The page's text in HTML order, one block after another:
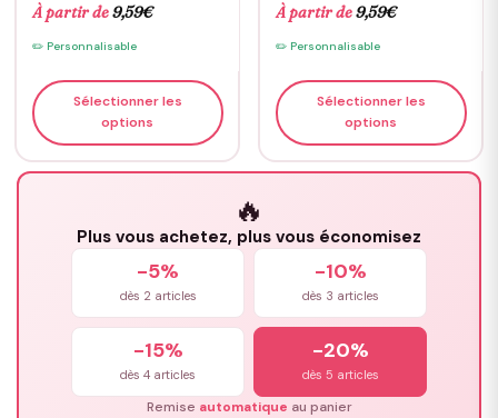
À partir de9,59€
✏️ Personnalisable
Sélectionner les
options
À partir de9,59€
✏️ Personnalisable
Sélectionner les
options
🔥
Plus vous achetez, plus vous économisez
-5%
dès 2 articles
-10%
dès 3 articles
-15%
dès 4 articles
-20%
dès 5 articles
Remise automatique au panier